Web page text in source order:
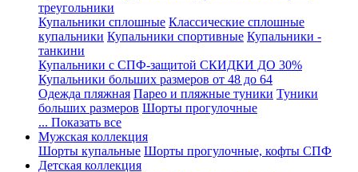
треугольники
Купальники сплошные Классические сплошные
купальники Купальники спортивные Купальники -
танкини
Купальники с СПФ-защитой СКИДКИ ДО 30%
Купальники больших размеров от 48 до 64
Одежда пляжная Парео и пляжные туники Туники
больших размеров Шорты прогулочные
... Показать все
Мужская коллекция
Шорты купальные Шорты прогулочные, кофты СПФ
Детская коллекция